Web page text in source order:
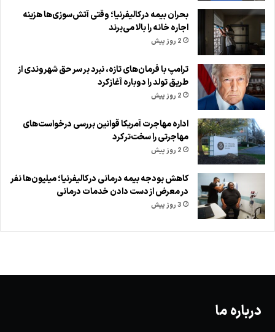
بحران بیمه در کالیفرنیا؛ وقتی آتش‌سوزی‌ها هزینه
اجاره خانه را بالا می‌برند
2 روز پیش
ترامپ با فرمان‌های تازه، نبرد بر سر حق شهروندی از
طریق تولد را دوباره آغاز کرد
2 روز پیش
اداره مهاجرت آمریکا قوانین بررسی درخواست‌های
مهاجرتی را سخت‌تر کرد
2 روز پیش
کاهش بودجه بیمه درمانی در کالیفرنیا؛ میلیون‌ها نفر
در معرض از دست دادن خدمات درمانی
3 روز پیش
درباره ما